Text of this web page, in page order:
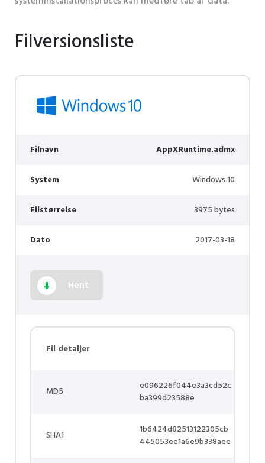
Filversionsliste
Filnavn AppXRuntime.admx
System Windows 10
Filstørrelse 3975 bytes
Dato 2017-03-18
Hent
Fil detaljer
MD5
e096226f044e3a3cd52c
ba399d23588e
SHA1
1b6424d82513122305cb
445053ee1a6e9b338aee